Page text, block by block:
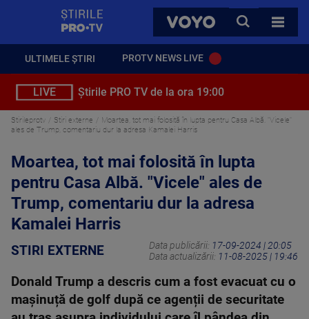
VOYO
CAUTA
TOATE
ULTIMELE ȘTIRI PROTV NEWS LIVE
LIVE Știrile PRO TV de la ora 19:00
Stirileprotv Stiri externe
Moartea, tot mai folosită în lupta pentru Casa Albă. "Vicele"
ales de Trump, comentariu dur la adresa Kamalei Harris
Moartea, tot mai folosită în lupta
pentru Casa Albă. "Vicele" ales de
Trump, comentariu dur la adresa
Kamalei Harris
STIRI EXTERNE Data publicării: 17-09-2024 | 20:05
Data actualizării: 11-08-2025 | 19:46
Donald Trump a descris cum a fost evacuat cu o
mașinuță de golf după ce agenții de securitate